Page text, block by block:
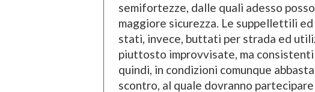
semifortezze, dalle quali adesso
maggiore sicurezza. Le suppellettili
stati, invece, buttati per strada ed
piuttosto improvvisate, ma
quindi, in condizioni comunque
scontro, al quale dovranno